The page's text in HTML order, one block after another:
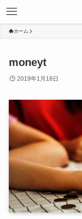
ホーム
moneyt
2019年1月18日